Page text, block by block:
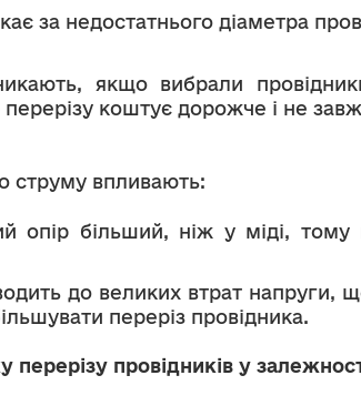
за недостатнього діаметра
якщо вибрали
коштує дорожче і не
струму впливають:
більший, ніж у міді, тому
до великих втрат напруги,
переріз провідника.
провідників у